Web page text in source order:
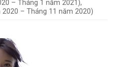
– Tháng 1 năm 2021),
– Tháng 11 năm 2020)